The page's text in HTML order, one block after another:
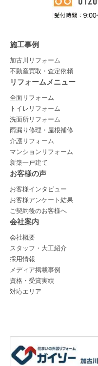
施工事例
加古川リフォーム
不動産買取・査定依頼
リフォームメニュー
全面リフォーム
トイレリフォーム
洗面所リフォーム
雨漏り修理・屋根補修
介護リフォーム
マンションリフォーム
新築一戸建て
お客様の声
お客様インタビュー
お客様アンケート結果
ご契約後のお客様へ
会社案内
会社概要
スタッフ・大工紹介
採用情報
メディア掲載事例
資格・受賞実績
対応エリア